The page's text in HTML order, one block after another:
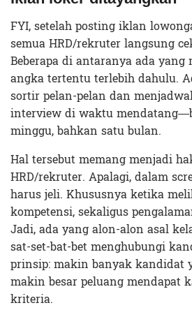
FYI, setelah posting iklan
semua HRD/rekruter langsung
Beberapa di antaranya ada
angka tertentu terlebih dahulu.
sortir pelan-pelan dan
interview di waktu
minggu, bahkan satu bulan.
Hal tersebut memang menjadi
HRD/rekruter. Apalagi, dalam
harus jeli. Khususnya ketika
kompetensi, sekaligus
Jadi, ada yang alon-alon asal
sat-set-bat-bet menghubungi
prinsip: makin banyak kandidat
makin besar peluang mendapat
kriteria.